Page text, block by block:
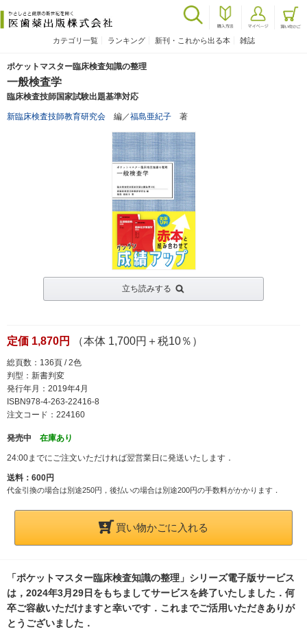
カテゴリ一覧 ランキング 新刊・これから出る本 雑誌
ポケットマスター臨床検査知識の整理
一般検査学
臨床検査技師国家試験出題基準対応
新臨床検査技師教育研究会 編／福島亜紀子 著
立ち読みする
定価 1,870円 （本体 1,700円＋税10％）
総頁数：136頁 / 2色
判型：新書判変
発行年月：2019年4月
ISBN978-4-263-22416-8
注文コード：224160
発売中 在庫あり
24:00までにご注文いただければ翌営業日に発送いたします．
送料：600円
代金引換の場合は別途250円，後払いの場合は別途200円の手数料がかかります．
買い物かごに入れる
「ポケットマスター臨床検査知識の整理」シリーズ電子版サービス
は，2024年3月29日をもちましてサービスを終了いたしました．何
卒ご容赦いただけますと幸いです．これまでご活用いただきありが
とうございました．